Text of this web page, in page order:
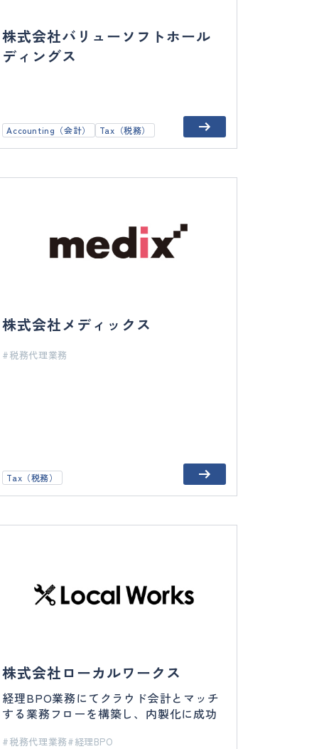
株式会社バリューソフトホール
ディングス
Accounting（会計） Tax（税務）
株式会社メディックス
税務代理業務
Tax（税務）
株式会社ローカルワークス
経理BPO業務にてクラウド会計とマッチ
する業務フローを構築し、内製化に成功
税務代理業務 経理BPO